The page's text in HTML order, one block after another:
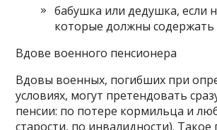
бабушка или дедушка, если
которые должны содержать
Вдове военного пенсионера
Вдовы военных, погибших при
условиях, могут претендовать
пенсии: по потере кормильца и
старости, по инвалидности). Такое